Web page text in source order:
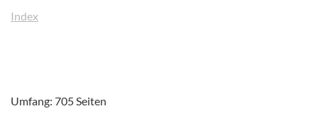
Index
Umfang: 705 Seiten